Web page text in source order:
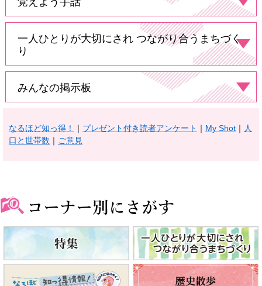
一人ひとりが大切にされつながり合うまちづく
り
みんなの掲示板
なるほど知っ得！ ｜ プレゼント付き読者アンケート ｜ My Shot ｜​ 人
口と世帯数 ｜​ ご意見